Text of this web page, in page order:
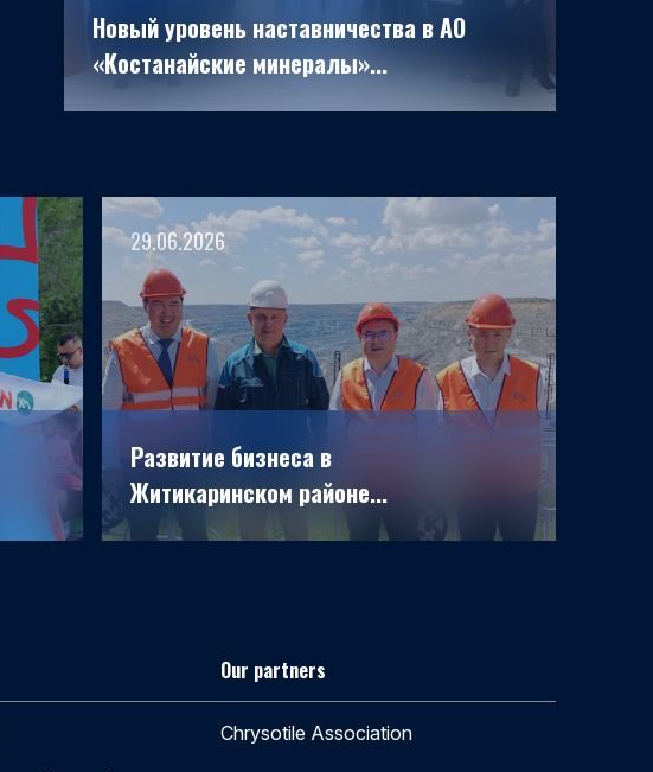
Новый уровень наставничества в АО
«Костанайские минералы»...
29.06.2026
Развитие бизнеса в
Житикаринском районе...
Our partners
Chrysotile Association